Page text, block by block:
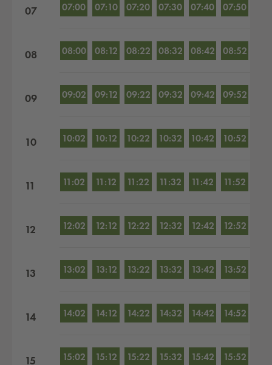
07 07:00 07:10 07:20 07:30 07:40 07:50
08 08:00 08:12 08:22 08:32 08:42 08:52
09 09:02 09:12 09:22 09:32 09:42 09:52
10 10:02 10:12 10:22 10:32 10:42 10:52
11 11:02 11:12 11:22 11:32 11:42 11:52
12 12:02 12:12 12:22 12:32 12:42 12:52
13 13:02 13:12 13:22 13:32 13:42 13:52
14 14:02 14:12 14:22 14:32 14:42 14:52
15 15:02 15:12 15:22 15:32 15:42 15:52